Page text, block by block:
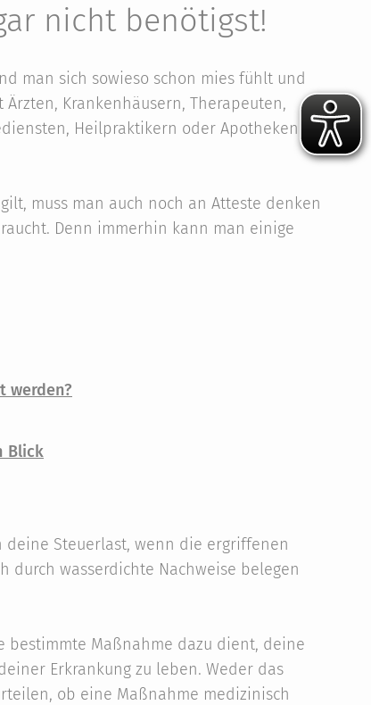
nicht benötigst!
man sich sowieso schon mies fühlt und
Krankenhäusern, Therapeuten,
Heilpraktikern oder Apotheken
muss man auch noch an Atteste denken
Denn immerhin kann man einige
werden?
Blick
Steuerlast, wenn die ergriffenen
wasserdichte Nachweise belegen
Maßnahme dazu dient, deine
Erkrankung zu leben. Weder das
ob eine Maßnahme medizinisch